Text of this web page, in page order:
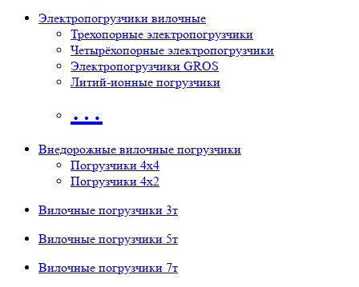
Электропогрузчики вилочные
Трехопорные электропогрузчики
Четырёхопорные электропогрузчики
Электропогрузчики GROS
Литий-ионные погрузчики
…
Внедорожные вилочные погрузчики
Погрузчики 4х4
Погрузчики 4х2
Вилочные погрузчики 3т
Вилочные погрузчики 5т
Вилочные погрузчики 7т